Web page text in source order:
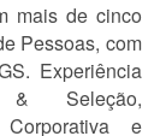
mais de cinco
Pessoas, com
Experiência
& Seleção,
e